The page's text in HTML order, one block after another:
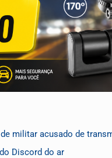
militar acusado de
Discord do ar